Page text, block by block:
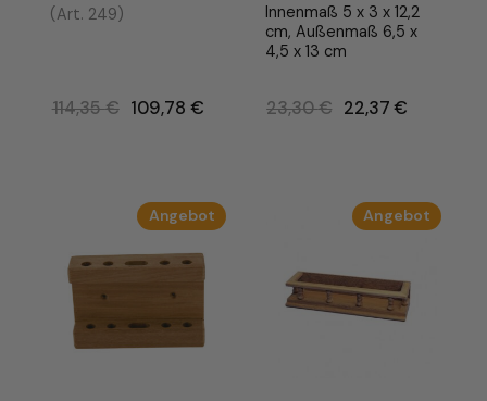
(Art. 249)
114,35€ Ursprünglicher
109,78 €
Innenmaß 5 x 3 x 12,2
cm, Außenmaß 6,5 x
4,5 x 13 cm
23,30€ Ursprünglicher
22,37€
AngebotProdukt
im
Angebot
im